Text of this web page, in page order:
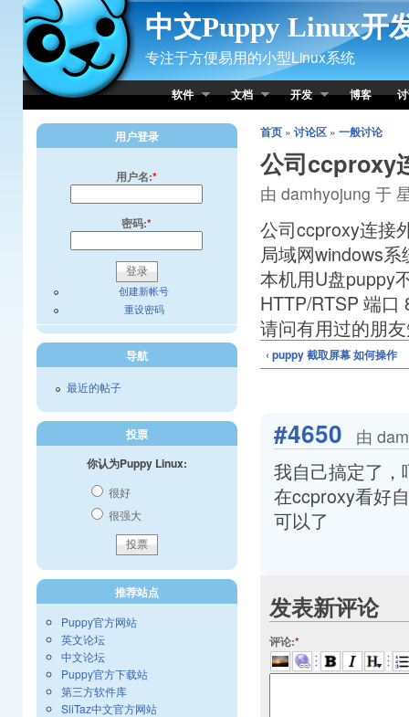
Skip to Content
中文Puppy Linux开
专注于方便易用的小型Linux系统
软件 文档 开发 博客
首页» 讨论区» 一般讨论
公司ccproxy
由 damhyojung 于
公司ccproxy连接
局域网windows
本机用U盘puppy
HTTP/RTSP 端口
请问有用过的朋
‹ puppy 截取屏幕 如何操作
#4650 由
我自己搞定了，
在ccproxy看好
可以了
发表新评论
评论:*
用户登录
用户名:*
密码:*
创建新帐号
重设密码
导航
最近的帖子
投票
你认为Puppy Linux:
很好
很强大
推荐站点
Puppy官方网站
英文论坛
中文论坛
Puppy官方下载站
第三方软件库
SliTaz中文官方网站